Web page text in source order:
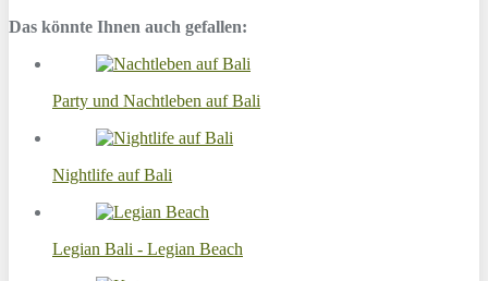
Das könnte Ihnen auch gefallen:
Party und Nachtleben auf Bali
Nightlife auf Bali
Legian Bali - Legian Beach